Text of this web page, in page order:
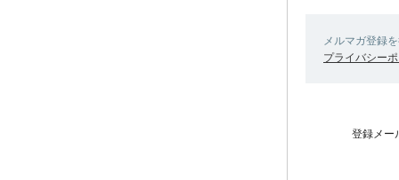
メルマガ登録
プライバシー
登録メー